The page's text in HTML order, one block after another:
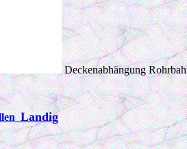
Deckenabhängung
Landig